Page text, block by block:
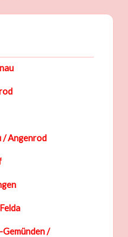
/ Angenrod
Gemünden/